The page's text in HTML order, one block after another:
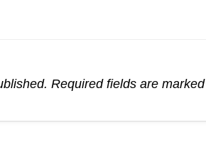
Required fields are marked